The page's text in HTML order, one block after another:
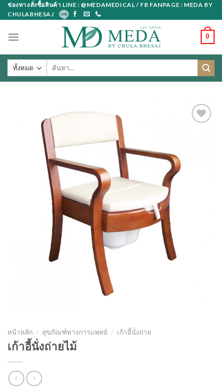
Skip
to
ช่องทางสั่งซื้อสินค้า LINE : @MEDAMEDICAL / FB FANPAGE : MEDA BY
CHULABHESAJ
0
ค้นหา:
หน้าหลัก / สุขภัณฑ์ทางการแพทย์ / เก้าอี้นั่งถ่าย
เก้าอี้นั่งถ่ายไม้